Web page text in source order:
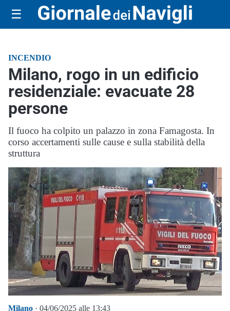
☰
INCENDIO
Milano, rogo in un edificio
residenziale: evacuate 28
persone
Il fuoco ha colpito un palazzo in zona Famagosta. In
corso accertamenti sulle cause e sulla stabilità della
struttura
Milano · 04/06/2025 alle 13:43